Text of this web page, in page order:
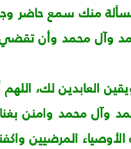
منك سمع حاضر
وآل محمد وأن تقضي
العابدين لك،
محمد وآل محمد
المرضيين